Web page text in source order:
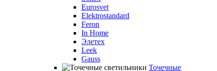
Eurosvet
Elektrostandard
Feron
In Home
Элетех
Leek
Gauss
Точечные